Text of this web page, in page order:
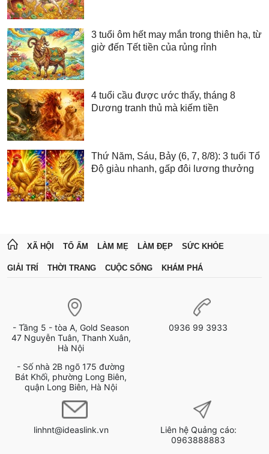
3 tuổi ôm hết may mắn trong thiên hạ, từ
giờ đến Tết tiền của rủng rỉnh
4 tuổi cầu được ước thấy, tháng 8
Dương tranh thủ mà kiếm tiền
Thứ Năm, Sáu, Bảy (6, 7, 8/8): 3 tuổi Tổ
Độ giàu nhanh, gấp đôi lương thưởng
XÃ HỘI TỔ ẤM LÀM MẸ LÀM ĐẸP SỨC KHỎE
GIẢI TRÍ THỜI TRANG CUỘC SỐNG KHÁM PHÁ
- Tầng 5 - tòa A, Gold Season
47 Nguyễn Tuân, Thanh Xuân,
Hà Nội
- Số nhà 2B ngõ 175 đường
Bát Khối, phường Long Biên,
quận Long Biên, Hà Nội
0936 99 3933
linhnt@ideaslink.vn
Liên hệ Quảng cáo:
0963888883